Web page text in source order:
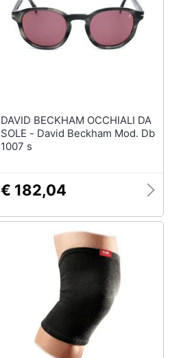
DAVID BECKHAM OCCHIALI DA
SOLE - David Beckham Mod. Db
1007 s
€ 182,04